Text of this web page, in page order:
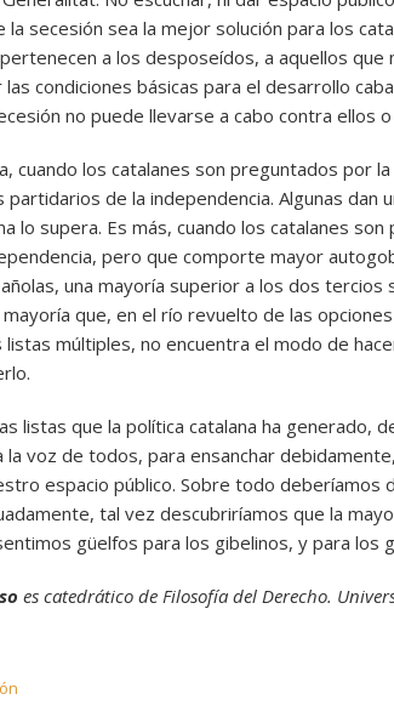
la secesión sea la mejor solución para los
a los desposeídos, a aquellos que
condiciones básicas para el desarrollo
no puede llevarse a cabo contra ellos
cuando los catalanes son preguntados por
partidarios de la independencia. Algunas dan
lo supera. Es más, cuando los catalanes
pero que comporte mayor
una mayoría superior a los dos
que, en el río revuelto de las
múltiples, no encuentra el modo de
listas que la política catalana ha generado,
la voz de todos, para ensanchar
espacio público. Sobre todo deberíamos
tal vez descubriríamos que la
güelfos para los gibelinos, y para los
es catedrático de Filosofía del Derecho.